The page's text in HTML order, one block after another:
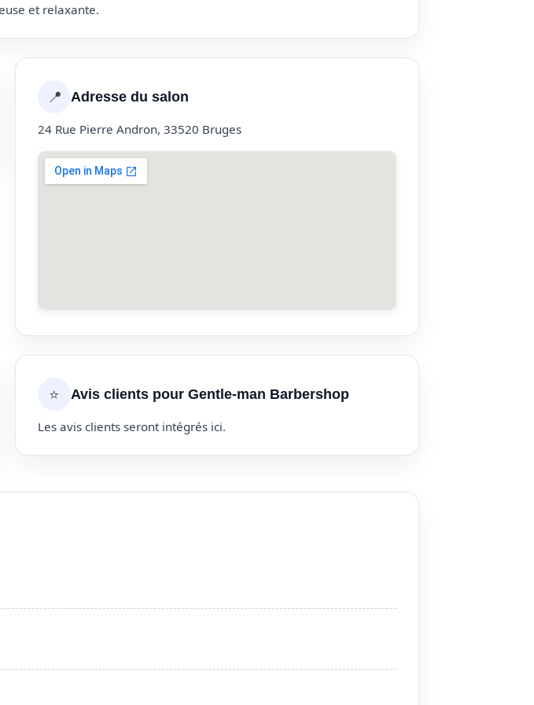
et relaxante.
📍 Adresse du salon
24 Rue Pierre Andron, 33520 Bruges
⭐ Avis clients pour Gentle-man Barbershop
Les avis clients seront intégrés ici.